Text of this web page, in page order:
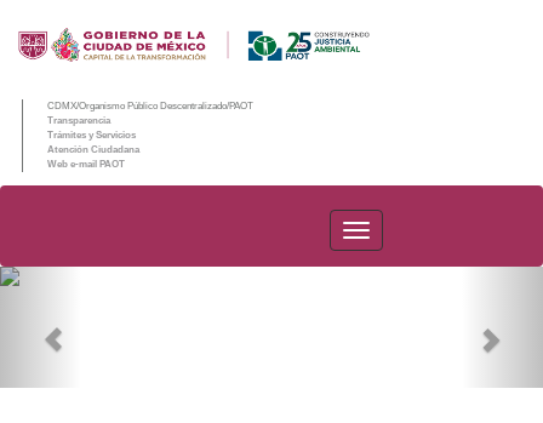
CDMX/Organismo Público Descentralizado/PAOT
Transparencia
Trámites y Servicios
Atención Ciudadana
Web e-mail PAOT
PAOT